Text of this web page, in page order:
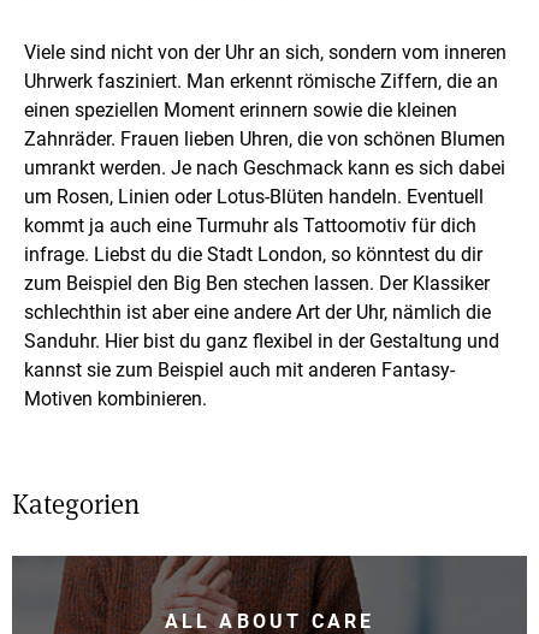
Viele sind nicht von der Uhr an sich, sondern vom inneren
Uhrwerk fasziniert. Man erkennt römische Ziffern, die an
einen speziellen Moment erinnern sowie die kleinen
Zahnräder. Frauen lieben Uhren, die von schönen Blumen
umrankt werden. Je nach Geschmack kann es sich dabei
um Rosen, Linien oder Lotus-Blüten handeln. Eventuell
kommt ja auch eine Turmuhr als Tattoomotiv für dich
infrage. Liebst du die Stadt London, so könntest du dir
zum Beispiel den Big Ben stechen lassen. Der Klassiker
schlechthin ist aber eine andere Art der Uhr, nämlich die
Sanduhr. Hier bist du ganz flexibel in der Gestaltung und
kannst sie zum Beispiel auch mit anderen Fantasy-
Motiven kombinieren.
Kategorien
ALL ABOUT CARE